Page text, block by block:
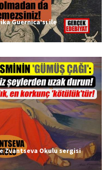
Guernica’sı ile
Zvantseva Okulu sergisi